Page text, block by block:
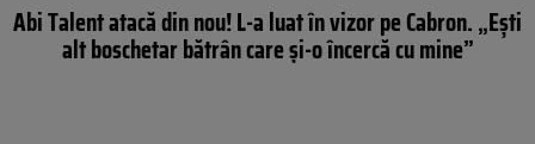
Abi Talent atacă din nou! L-a luat în vizor pe Cabron. „Ești
alt boschetar bătrân care și-o încercă cu mine”